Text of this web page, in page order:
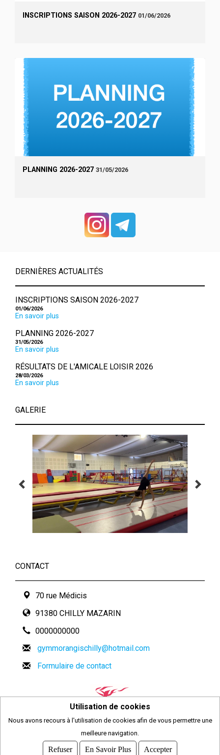
INSCRIPTIONS SAISON 2026-2027 01/06/2026
PLANNING 2026-2027 31/05/2026
DERNIÈRES ACTUALITÉS
INSCRIPTIONS SAISON 2026-2027
01/06/2026
En savoir plus
PLANNING 2026-2027
31/05/2026
En savoir plus
RÉSULTATS DE L'AMICALE LOISIR 2026
28/03/2026
En savoir plus
GALERIE
CONTACT
70 rue Médicis
91380 CHILLY MAZARIN
0000000000
gymmorangischilly@hotmail.com
Formulaire de contact
2026
© COMITI -CGVU
OPTIMISÉ POUR CHROME ET FIREFOX
Utilisation de cookies
Nous avons recours à l'utilisation de cookies afin de vous permettre une
meilleure navigation.
Refuser En Savoir Plus Accepter